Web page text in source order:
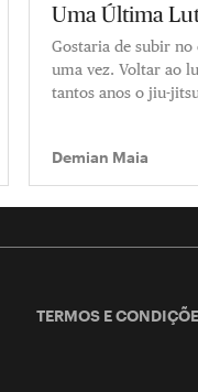
Uma Última
Gostaria de subir no
uma vez. Voltar ao
tantos anos o jiu-
Demian Maia
TERMOS E